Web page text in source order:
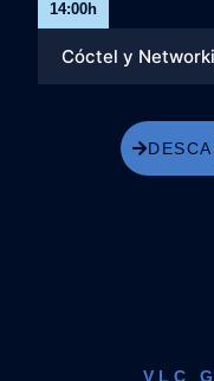
14:00h
Cóctel y
VLC